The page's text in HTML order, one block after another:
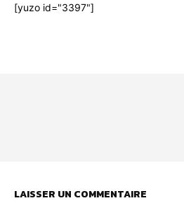
[yuzo id="3397"]
LAISSER UN COMMENTAIRE